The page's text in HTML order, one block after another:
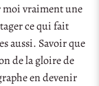
moi vraiment une
ce qui fait
aussi. Savoir que
de la gloire de
en devenir